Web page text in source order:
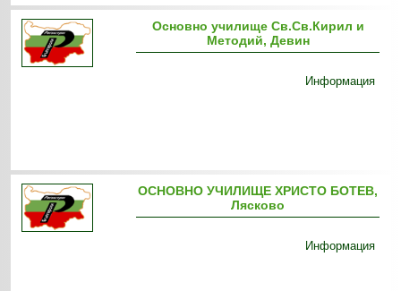
Основно училище Св.Св.Кирил и
Методий, Девин
Информация
ОСНОВНО УЧИЛИЩЕ ХРИСТО БОТЕВ,
Лясково
Информация